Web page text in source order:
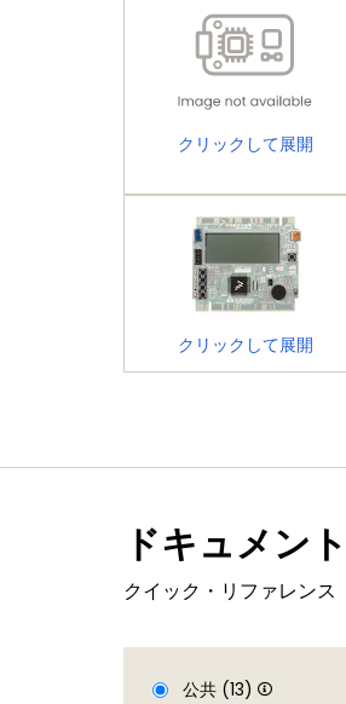
クリックして展開
クリックして展開
ドキュメント
クイック・リファレンス
公共 (13)